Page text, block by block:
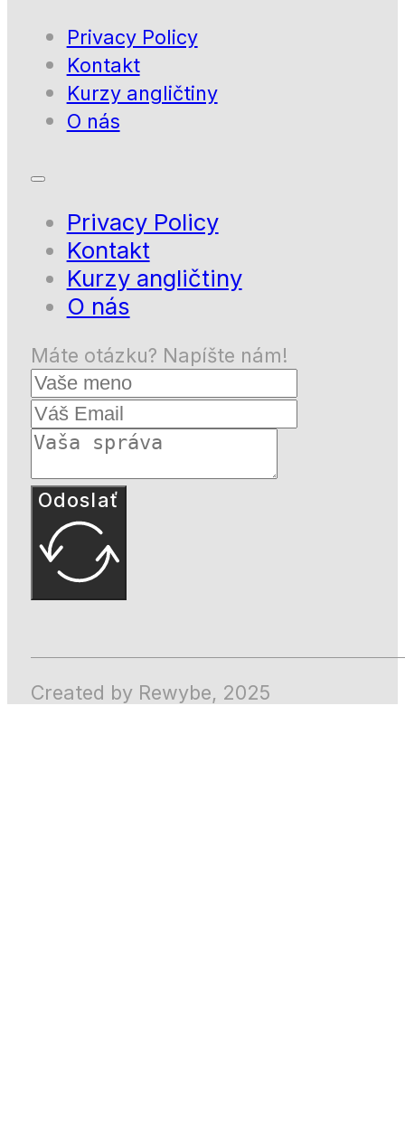
Privacy Policy
Kontakt
Kurzy angličtiny
O nás
Privacy Policy
Kontakt
Kurzy angličtiny
O nás
Máte otázku? Napíšte nám!
Odoslať
Created by Rewybe, 2025